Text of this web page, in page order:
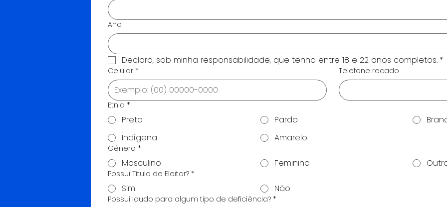
Ano
Declaro, sob minha responsabilidade, que tenho entre 18 e 22 anos completos.*
Celular * Telefone recado
Etnia *
Preto Pardo
Indígena
Amarelo
Gênero *
Masculino Feminino
Possui Título de Eleitor? *
Sim Não
Possui laudo para algum tipo de deficiência? *